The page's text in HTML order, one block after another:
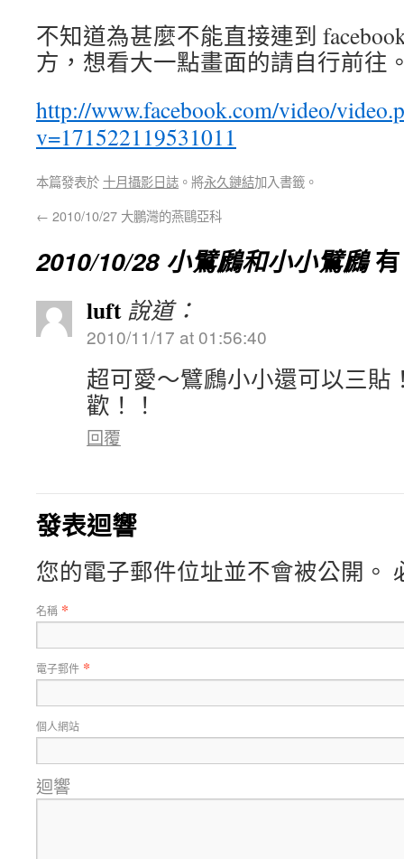
不知道為甚麼不能直接連到
方，想看大一點畫面的請自行前往
http://www.facebook.com/video/
v=171522119531011
本篇發表於十月攝影日誌 。將永久鏈結加入書籤。
← 2010/10/27 大鵬灣的燕鷗亞科
2010/10/28 小鷿鷉和小小鷿鷉有
luft 說道：
2010/11/17 at 01:56:40
超可愛～鷿鷉小小還可以三貼
歡！！
回覆
發表迴響
您的電子郵件位址並不會被公開。
名稱 *
電子郵件 *
個人網站
迴響